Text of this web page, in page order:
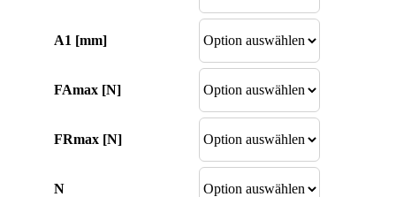
A1 [mm]
FAmax [N]
FRmax [N]
N